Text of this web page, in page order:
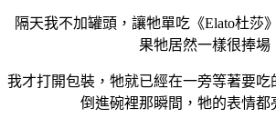
隔天我不加罐頭，讓牠單吃《Elato杜莎
果牠居然一樣很捧場
我才打開包裝，牠就已經在一旁等著要吃
倒進碗裡那瞬間，牠的表情都